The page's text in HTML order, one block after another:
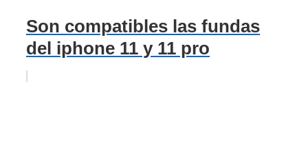
Son compatibles las fundas
del iphone 11 y 11 pro